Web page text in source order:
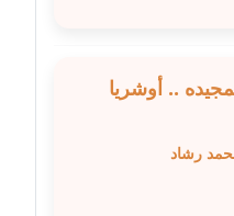
بناني
.. أوشريا
رشاد